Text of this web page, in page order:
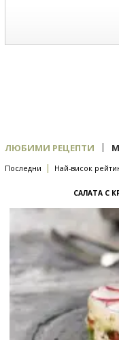
ЛЮБИМИ РЕЦЕПТИ |
Последни | Най-висок
САЛАТА С